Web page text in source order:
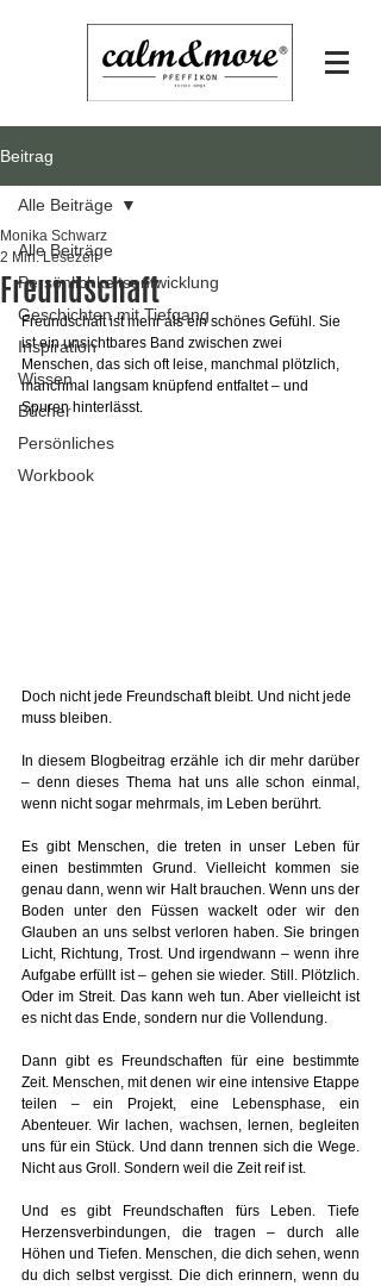
Beitrag
Alle Beiträge
Persönlichkeitsentwicklung
Geschichten mit Tiefgang
Inspiration
Wissen
Bücher
Persönliches
Workbook
Alle Beiträge
Freundschaft
Monika Schwarz
2 Min. Lesezeit
Freundschaft ist mehr als ein schönes Gefühl. Sie
ist ein unsichtbares Band zwischen zwei
Menschen, das sich oft leise, manchmal plötzlich,
manchmal langsam knüpfend entfaltet – und
Spuren hinterlässt.
Doch nicht jede Freundschaft bleibt. Und nicht jede
muss bleiben.
In diesem Blogbeitrag erzähle ich dir mehr darüber
– denn dieses Thema hat uns alle schon einmal,
wenn nicht sogar mehrmals, im Leben berührt.
Es gibt Menschen, die treten in unser Leben für
einen bestimmten Grund. Vielleicht kommen sie
genau dann, wenn wir Halt brauchen. Wenn uns der
Boden unter den Füssen wackelt oder wir den
Glauben an uns selbst verloren haben. Sie bringen
Licht, Richtung, Trost. Und irgendwann – wenn ihre
Aufgabe erfüllt ist – gehen sie wieder. Still. Plötzlich.
Oder im Streit. Das kann weh tun. Aber vielleicht ist
es nicht das Ende, sondern nur die Vollendung.
Dann gibt es Freundschaften für eine bestimmte
Zeit. Menschen, mit denen wir eine intensive Etappe
teilen – ein Projekt, eine Lebensphase, ein
Abenteuer. Wir lachen, wachsen, lernen, begleiten
uns für ein Stück. Und dann trennen sich die Wege.
Nicht aus Groll. Sondern weil die Zeit reif ist.
Und es gibt Freundschaften fürs Leben. Tiefe
Herzensverbindungen, die tragen – durch alle
Höhen und Tiefen. Menschen, die dich sehen, wenn
du dich selbst vergisst. Die dich erinnern, wenn du